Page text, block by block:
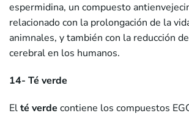
espermidina, un compuesto
relacionado con la prolongación de la
animnales, y también con la reducción
cerebral en los humanos.
14- Té verde
Elté verde contiene los compuestos